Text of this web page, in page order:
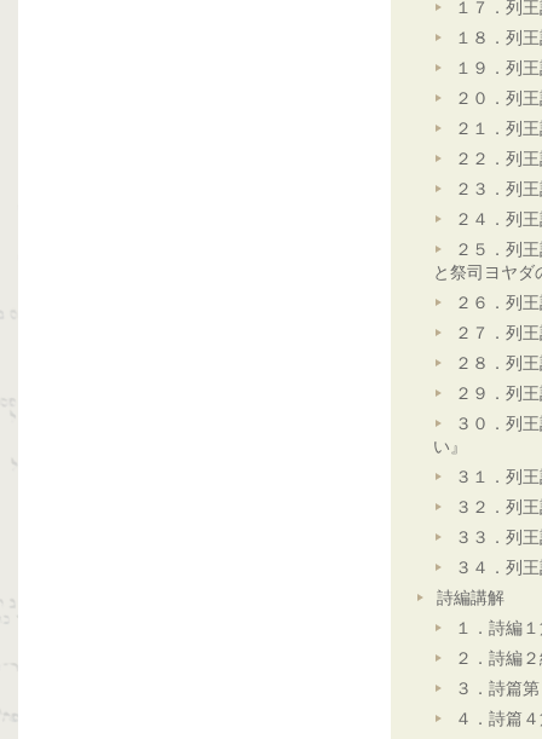
１７．列
１８．列
１９．列
２０．列
２１．列
２２．列
２３．列
２４．列
２５．列
と祭司ヨヤダ
２６．列
２７．列
２８．列
２９．列
３０．列
い』
３１．列
３２．列
３３．列
３４．列
詩編講解
１．詩編
２．詩編
３．詩篇
４．詩篇